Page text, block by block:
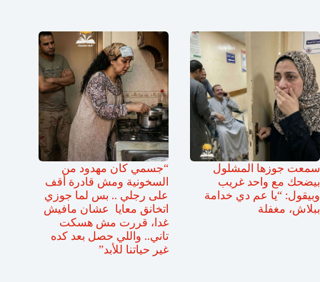
سمعت جوزها المشلول
بيضحك مع واحد غريب
وبيقول: “يا عم دي خدامة
ببلاش، مغفلة
“جسمي كان مهدود من
السخونية ومش قادرة أقف
على رجلي .. بس لما جوزي
اتخانق معايا عشان مافيش
غدا، قررت مش هسكت
تاني.. واللي حصل بعد كده
غير حياتنا للأبد”